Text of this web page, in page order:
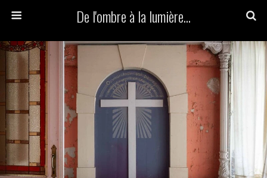
De l'ombre à la lumière...